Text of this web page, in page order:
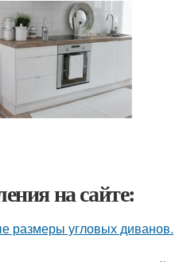
на сайте:
размеры угловых диванов.